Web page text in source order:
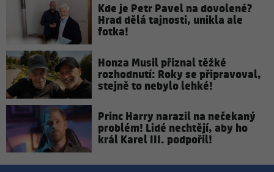
Kde je Petr Pavel na dovolené?
Hrad dělá tajnosti, unikla ale
fotka!
Honza Musil přiznal těžké
rozhodnutí: Roky se připravoval,
stejně to nebylo lehké!
Princ Harry narazil na nečekaný
problém! Lidé nechtějí, aby ho
král Karel III. podpořil!